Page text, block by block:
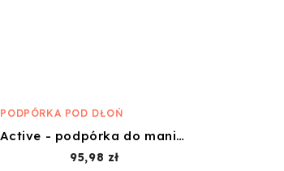
PODPÓRKA POD DŁOŃ
Active - podpórka do maniciure różowa
95,98 złCena